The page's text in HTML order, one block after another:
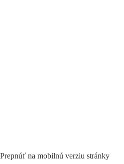
Prepnúť na mobilnú verziu stránky